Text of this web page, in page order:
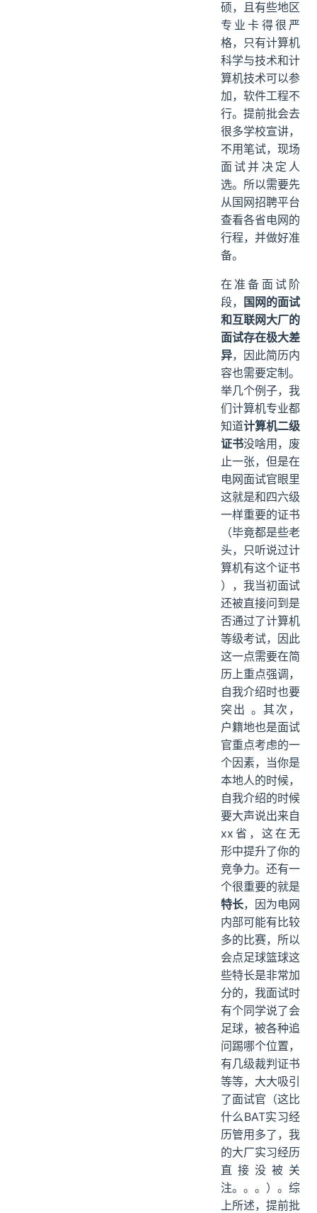
硕，且有些地区
专业卡得很严
格，只有计算机
科学与技术和计
算机技术可以参
加，软件工程不
行。提前批会去
很多学校宣讲，
不用笔试，现场
面试并决定人
选。所以需要先
从国网招聘平台
查看各省电网的
行程，并做好准
备。
在准备面试阶
段，
国网的面试
和互联网大厂的
面试存在极大差
异，因此简历内
容也需要定制。
举几个例子，我
们计算机专业都
知道计算机二级
证书没啥用，废
止一张，但是在
电网面试官眼里
这就是和四六级
一样重要的证书
（毕竟都是些老
头，只听说过计
算机有这个证书
），我当初面试
还被直接问到是
否通过了计算机
等级考试，因此
这一点需要在简
历上重点强调，
自我介绍时也要
突出 。其次，
户籍地也是面试
官重点考虑的一
个因素，当你是
本地人的时候，
自我介绍的时候
要大声说出来自
xx省，这在无
形中提升了你的
竞争力。还有一
个很重要的就是
特长，因为电网
内部可能有比较
多的比赛，所以
会点足球篮球这
些特长是非常加
分的，我面试时
有个同学说了会
足球，被各种追
问踢哪个位置，
有几级裁判证书
等等，大大吸引
了面试官（这比
什么BAT实习经
历管用多了，我
的大厂实习经历
直接没被关
注。。。）。综
上所述，提前批